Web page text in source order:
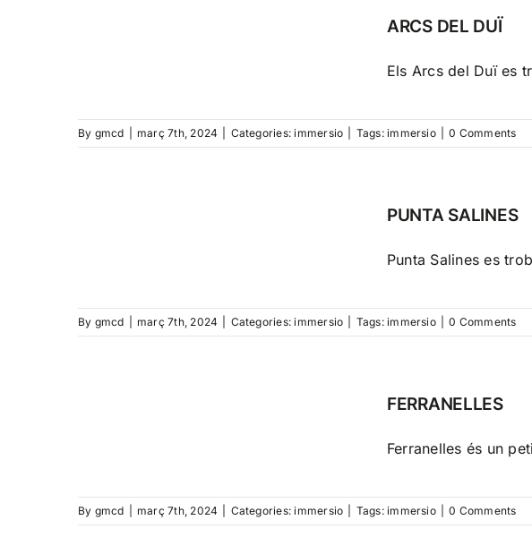
ARCS DEL DUÏ
Els Arcs del Duï es
By gmcd març 7th, 2024 Categories:immersio Tags:immersio 0 Comments
PUNTA SALINES
Punta Salines es
By gmcd març 7th, 2024 Categories:immersio Tags:immersio 0 Comments
FERRANELLES
Ferranelles és un
By gmcd març 7th, 2024 Categories:immersio Tags:immersio 0 Comments